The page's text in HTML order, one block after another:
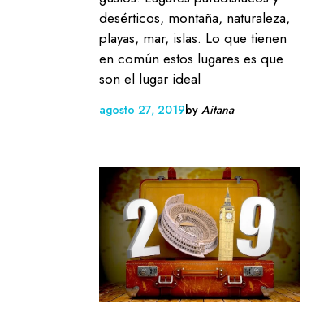
desérticos, montaña, naturaleza,
playas, mar, islas. Lo que tienen
en común estos lugares es que
son el lugar ideal
agosto 27, 2019by Aitana